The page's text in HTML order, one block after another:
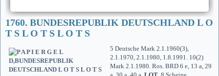
1760. BUNDESREPUBLIK DEUTSCHLAND L O
T S L O T S L O T S
5 Deutsche Mark 2.1.1960(3),
2.1.1970, 2.1.1980, 1.8.1991. 10(2)
Mark 2.1.1980. Ros. BRD 6 e, 13 a, 29